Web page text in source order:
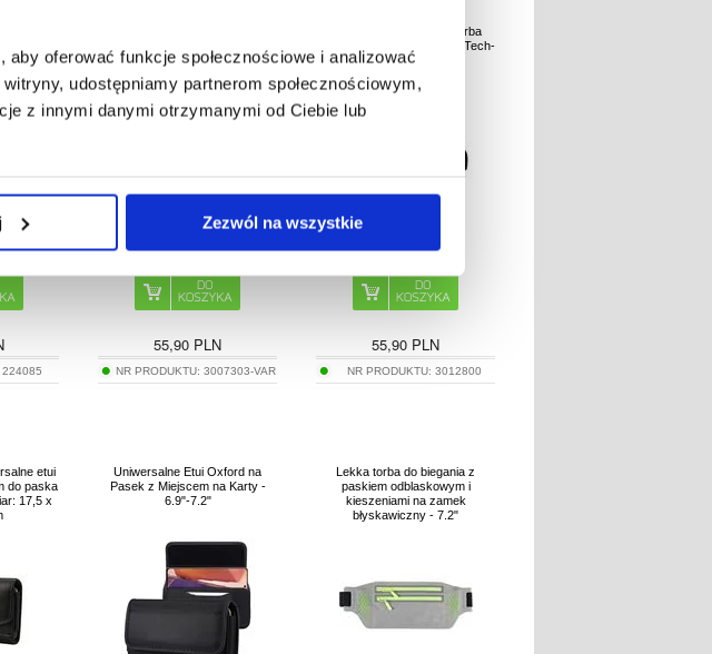
oferować funkcje społecznościowe i analizować
udostępniamy partnerom społecznościowym,
z innymi danymi otrzymanymi od Ciebie lub
Zezwól na wszystkie
224085
6.9"
55,90 PLN
NR PRODUKTU:3007303-VAR
Uniwersalna sportowa torba
biodrowa / pas do biegania Tech-
Protect M7 - czarny
55,90 PLN
NR PRODUKTU: 3012800
etui
do paska
17,5 x
Uniwersalne Etui Oxford na
Pasek z Miejscem na Karty -
6.9"-7.2"
Lekka torba do biegania z
paskiem odblaskowym i
kieszeniami na zamek
błyskawiczny - 7.2"